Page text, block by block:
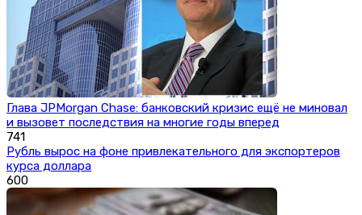
Глава JPMorgan Chase: банковский кризис ещё не миновал
и вызовет последствия на многие годы вперед
741
Рубль вырос на фоне привлекательного для экспортеров
курса доллара
600